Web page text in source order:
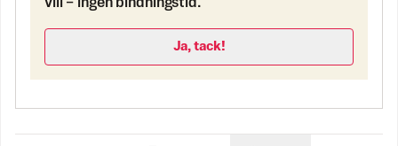
vill – ingen bindningstid.
Ja, tack!